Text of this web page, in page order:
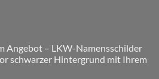
Angebot – LKW-Namensschilder
schwarzer Hintergrund mit Ihrem